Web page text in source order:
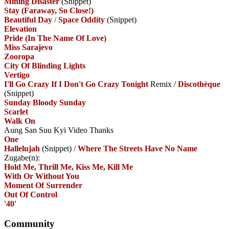
Stay (Faraway, So Close!)
Beautiful Day /Space Oddity (Snippet)
Elevation
Pride (In The Name Of Love)
Miss Sarajevo
Zooropa
City Of Blinding Lights
Vertigo
I'll Go Crazy If I Don't Go Crazy Tonight Remix /Discothèque
(Snippet)
Sunday Bloody Sunday
Scarlet
Walk On
Aung San Suu Kyi Video Thanks
One
Hallelujah (Snippet) /Where The Streets Have No Name
Zugabe(n):
Hold Me, Thrill Me, Kiss Me, Kill Me
With Or Without You
Moment Of Surrender
Out Of Control
'40'
Community